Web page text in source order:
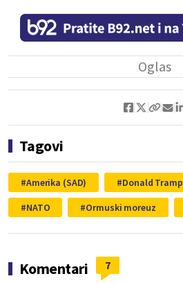
Tagovi
Amerika (SAD) Donald Tramp
NATO
Ormuski moreuz
Komentari 7